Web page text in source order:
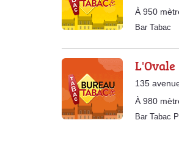
À 950
Bar Tabac
L'Ovale
135
À 980
Bar Tabac